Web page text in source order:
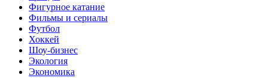
Фигурное катание
Фильмы и сериалы
Футбол
Хоккей
Шоу-бизнес
Экология
Экономика